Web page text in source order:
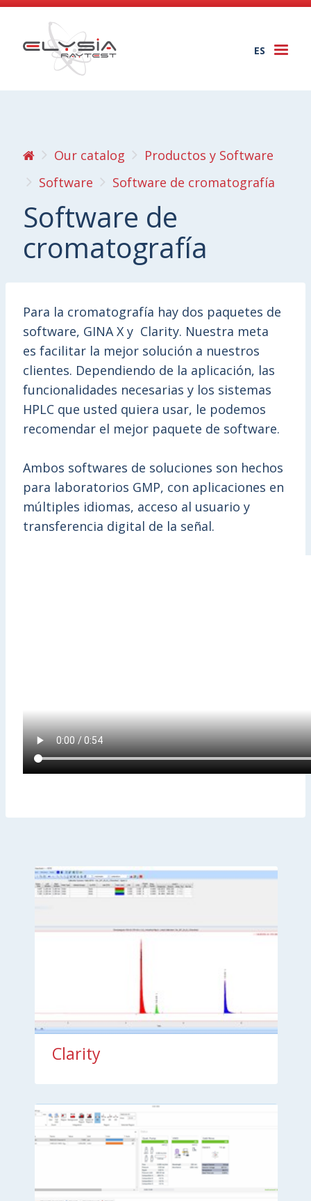
ES
Our catalog
Productos y Software
Software
Software de cromatografía
Software de
cromatografía
Para la cromatografía hay dos paquetes de
software, GINA X y Clarity. Nuestra meta
es facilitar la mejor solución a nuestros
clientes. Dependiendo de la aplicación, las
funcionalidades necesarias y los sistemas
HPLC que usted quiera usar, le podemos
recomendar el mejor paquete de software.
Ambos softwares de soluciones son hechos
para laboratorios GMP, con aplicaciones en
múltiples idiomas, acceso al usuario y
transferencia digital de la señal.
Clarity